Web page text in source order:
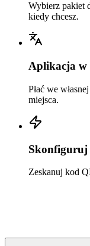
Wybierz pakiet
kiedy chcesz.
Aplikacja w
Płać we
miejsca.
Zeskanuj kod